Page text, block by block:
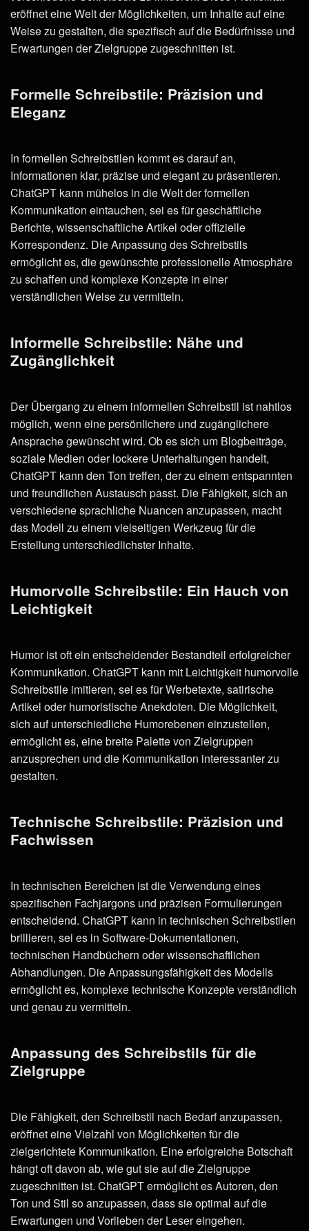
eröffnet eine Welt der Möglichkeiten, um Inhalte auf eine
Weise zu gestalten, die spezifisch auf die Bedürfnisse und
Erwartungen der Zielgruppe zugeschnitten ist.
Formelle Schreibstile: Präzision und
Eleganz
In formellen Schreibstilen kommt es darauf an,
Informationen klar, präzise und elegant zu präsentieren.
ChatGPT kann mühelos in die Welt der formellen
Kommunikation eintauchen, sei es für geschäftliche
Berichte, wissenschaftliche Artikel oder offizielle
Korrespondenz. Die Anpassung des Schreibstils
ermöglicht es, die gewünschte professionelle Atmosphäre
zu schaffen und komplexe Konzepte in einer
verständlichen Weise zu vermitteln.
Informelle Schreibstile: Nähe und
Zugänglichkeit
Der Übergang zu einem informellen Schreibstil ist nahtlos
möglich, wenn eine persönlichere und zugänglichere
Ansprache gewünscht wird. Ob es sich um Blogbeiträge,
soziale Medien oder lockere Unterhaltungen handelt,
ChatGPT kann den Ton treffen, der zu einem entspannten
und freundlichen Austausch passt. Die Fähigkeit, sich an
verschiedene sprachliche Nuancen anzupassen, macht
das Modell zu einem vielseitigen Werkzeug für die
Erstellung unterschiedlichster Inhalte.
Humorvolle Schreibstile: Ein Hauch von
Leichtigkeit
Humor ist oft ein entscheidender Bestandteil erfolgreicher
Kommunikation. ChatGPT kann mit Leichtigkeit humorvolle
Schreibstile imitieren, sei es für Werbetexte, satirische
Artikel oder humoristische Anekdoten. Die Möglichkeit,
sich auf unterschiedliche Humorebenen einzustellen,
ermöglicht es, eine breite Palette von Zielgruppen
anzusprechen und die Kommunikation interessanter zu
gestalten.
Technische Schreibstile: Präzision und
Fachwissen
In technischen Bereichen ist die Verwendung eines
spezifischen Fachjargons und präzisen Formulierungen
entscheidend. ChatGPT kann in technischen Schreibstilen
brillieren, sei es in Software-Dokumentationen,
technischen Handbüchern oder wissenschaftlichen
Abhandlungen. Die Anpassungsfähigkeit des Modells
ermöglicht es, komplexe technische Konzepte verständlich
und genau zu vermitteln.
Anpassung des Schreibstils für die
Zielgruppe
Die Fähigkeit, den Schreibstil nach Bedarf anzupassen,
eröffnet eine Vielzahl von Möglichkeiten für die
zielgerichtete Kommunikation. Eine erfolgreiche Botschaft
hängt oft davon ab, wie gut sie auf die Zielgruppe
zugeschnitten ist. ChatGPT ermöglicht es Autoren, den
Ton und Stil so anzupassen, dass sie optimal auf die
Erwartungen und Vorlieben der Leser eingehen.